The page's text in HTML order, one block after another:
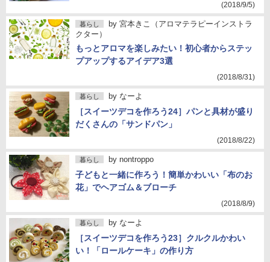
(2018/9/5)
暮らし by 宮本きこ（アロマテラピーインストラ
クター）
もっとアロマを楽しみたい！初心者からステッ
プアップするアイデア3選
(2018/8/31)
暮らし by なーよ
［スイーツデコを作ろう24］パンと具材が盛り
だくさんの「サンドパン」
(2018/8/22)
暮らし by nontroppo
子どもと一緒に作ろう！簡単かわいい「布のお
花」でヘアゴム＆ブローチ
(2018/8/9)
暮らし by なーよ
［スイーツデコを作ろう23］クルクルかわい
い！「ロールケーキ」の作り方